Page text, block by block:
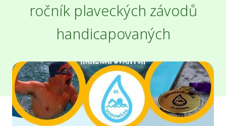
ročník plaveckých závodů
handicapovaných